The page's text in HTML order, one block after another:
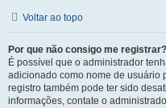
Voltar ao topo
Por que não consigo me registrar?
É possível que o administrador
adicionado como nome de usuário
registro também pode ter sido
informações, contate o